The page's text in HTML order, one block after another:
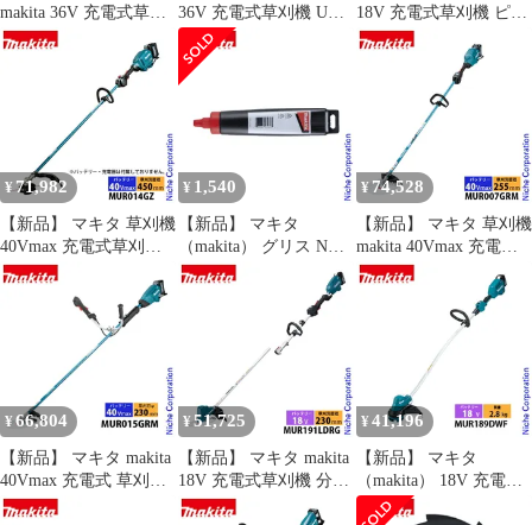
makita 36V 充電式草刈
機 ループハンドル バッ
テリー・充電器付き
MUR369LDG2 草刈り機
電動 刈払機 刈払い機
30mL 同等 純正
36V 充電式草刈機 Uハ
ンドル 左右非対称
MUR368ADG2 バッテ
リー・充電器付き 純正
電動 草刈機 草刈り機
18V 充電式草刈機 ピン
ク バッテリー・充電器
付き MUR189DSFP 草
刈り機 充電式 電動草刈
り機 刈払い機 純正
¥71,982
【新品】 マキタ 草刈機
40Vmax 充電式草刈機
ナイロンコード専用モ
デル 本体のみ makita
MUR014GZ バッテリ
ー・充電器別売り 純正
品 電動 電動草刈機 刈
払機 刈払い機
¥ 1,540
【新品】 マキタ
（makita） グリス N
No2 199449-0 草刈機 刈
払機 刈払い機 アクセサ
¥ 74,528
【新品】 マキタ 草刈機
makita 40Vmax 充電式
草刈機 ループハンドル
バッテリー・充電器付
き MUR007GRM 草刈り
機 刈払機 刈払い機
30mL 同等 純正
¥66,804
【新品】 マキタ makita
40Vmax 充電式 草刈機
230mm Uハンドル バッ
¥51,725
【新品】 マキタ makita
18V 充電式草刈機 分割
棹 ループハンドル バッ
¥ 41,196
【新品】 マキタ
（makita） 18V 充電式
草刈機 樹脂刃付 バッテ